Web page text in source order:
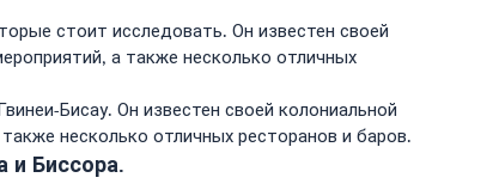
стоит исследовать. Он известен своей
а также несколько отличных
Бисау. Он известен своей колониальной
несколько отличных ресторанов и баров.
и Биссора.